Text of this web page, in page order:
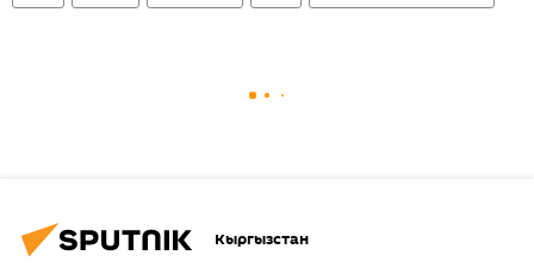
Кыргызстан